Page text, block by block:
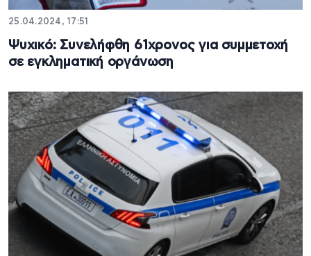
25.04.2024, 17:51
Ψυχικό: Συνελήφθη 61χρονος για συμμετοχή
σε εγκληματική οργάνωση